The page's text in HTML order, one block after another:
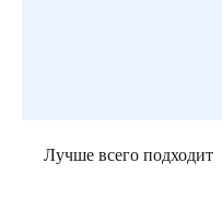
Лучше всего подходит